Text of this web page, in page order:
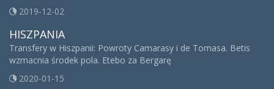
2019-12-02
HISZPANIA
Transfery w Hiszpanii: Powroty Camarasy i de Tomasa. Betis
wzmacnia środek pola. Etebo za Bergarę
2020-01-15